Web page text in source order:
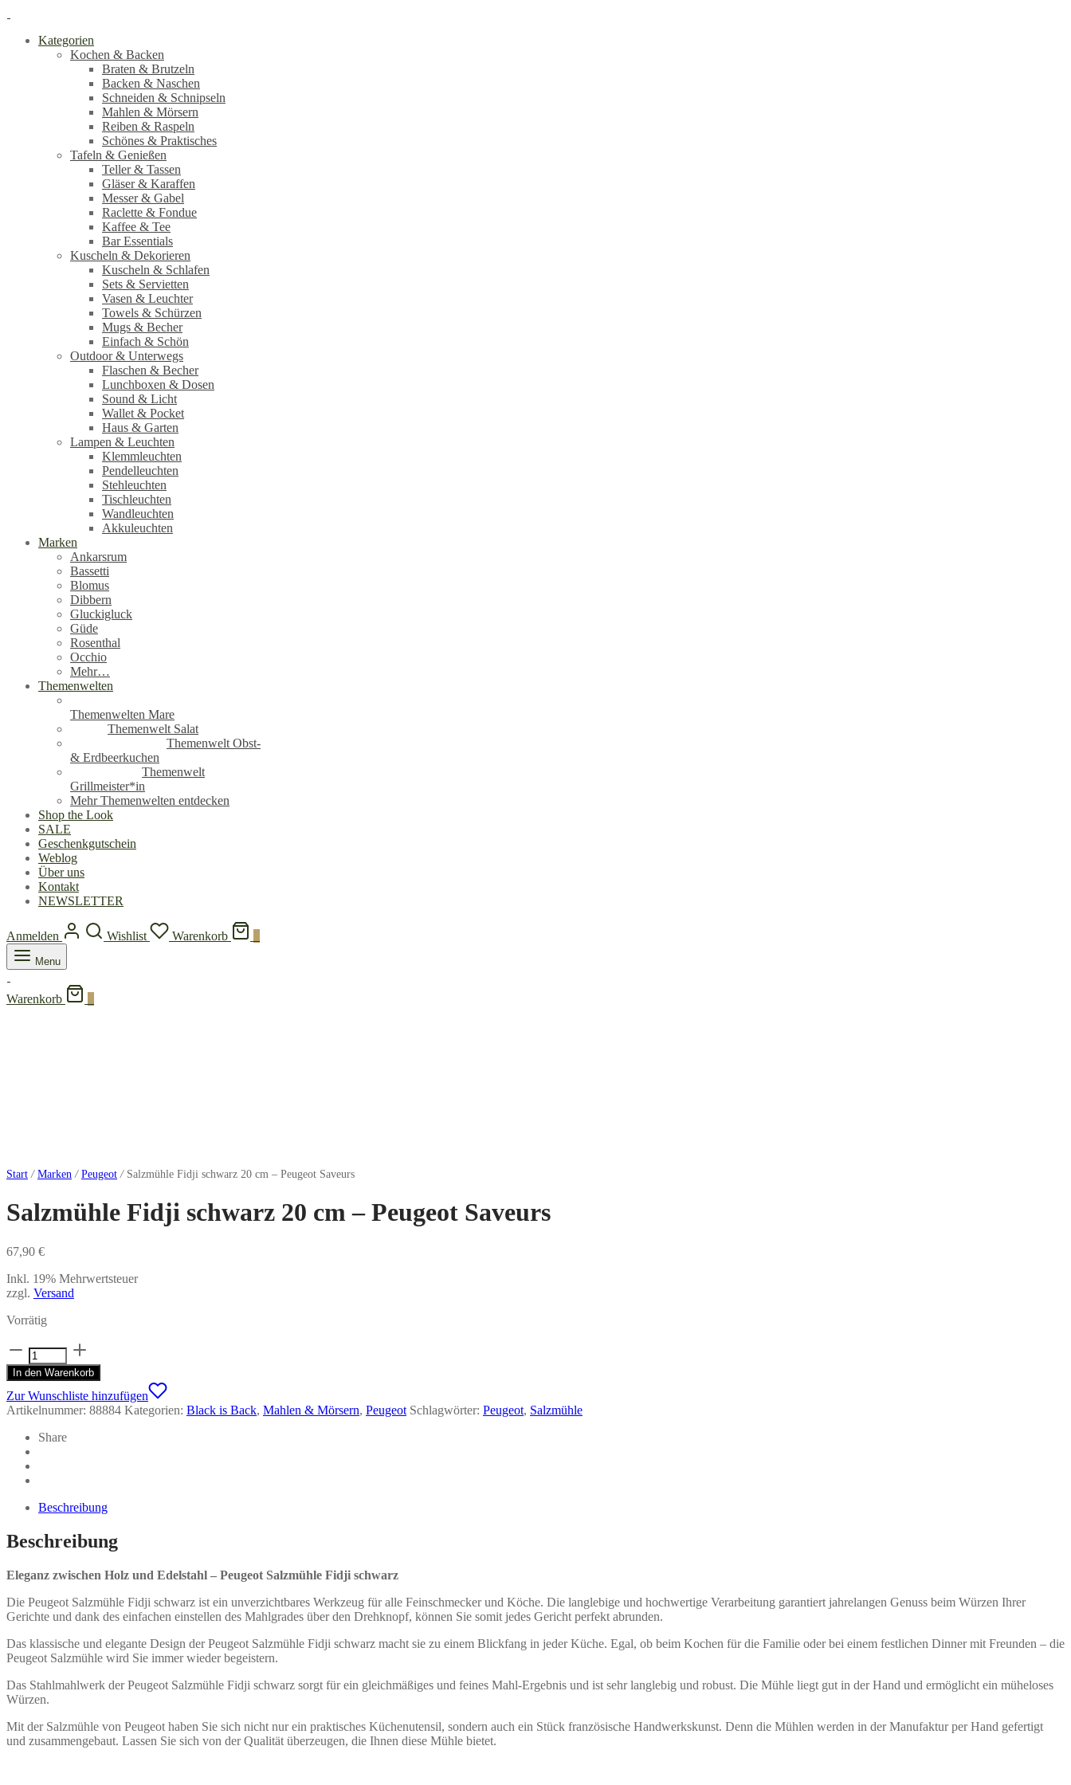
Kategorien
Kochen & Backen
Braten & Brutzeln
Backen & Naschen
Schneiden & Schnipseln
Mahlen & Mörsern
Reiben & Raspeln
Schönes & Praktisches
Tafeln & Genießen
Teller & Tassen
Gläser & Karaffen
Messer & Gabel
Raclette & Fondue
Kaffee & Tee
Bar Essentials
Kuscheln & Dekorieren
Kuscheln & Schlafen
Sets & Servietten
Vasen & Leuchter
Towels & Schürzen
Mugs & Becher
Einfach & Schön
Outdoor & Unterwegs
Flaschen & Becher
Lunchboxen & Dosen
Sound & Licht
Wallet & Pocket
Haus & Garten
Lampen & Leuchten
Klemmleuchten
Pendelleuchten
Stehleuchten
Tischleuchten
Wandleuchten
Akkuleuchten
Marken
Ankarsrum
Bassetti
Blomus
Dibbern
Gluckigluck
Güde
Rosenthal
Occhio
Mehr…
Themenwelten
Themenwelten Mare
Themenwelt Salat
Themenwelt Obst-
& Erdbeerkuchen
Themenwelt
Grillmeister*in
Mehr Themenwelten entdecken
Shop the Look
SALE
Geschenkgutschein
Weblog
Über uns
Kontakt
NEWSLETTER
Anmelden Wishlist Warenkorb
Menu
Warenkorb
Start / Marken / Peugeot /Salzmühle Fidji schwarz 20 cm – Peugeot Saveurs
Salzmühle Fidji schwarz 20 cm – Peugeot Saveurs
67,90 €
Inkl. 19% Mehrwertsteuer
zzgl. Versand
Vorrätig
Salzmühle
Fidji
schwarz
20
cm
-
Peugeot
In den Warenkorb
Zur Wunschliste hinzufügen
Artikelnummer: 88884 Kategorien: Black is Back, Mahlen & Mörsern, Peugeot Schlagwörter: Peugeot, Salzmühle
Share
Beschreibung
Beschreibung
Eleganz zwischen Holz und Edelstahl – Peugeot Salzmühle Fidji schwarz
Die Peugeot Salzmühle Fidji schwarz ist ein unverzichtbares Werkzeug für alle Feinschmecker und Köche. Die langlebige und hochwertige Verarbeitung garantiert jahrelangen Genuss beim Würzen Ihrer
Gerichte und dank des einfachen einstellen des Mahlgrades über den Drehknopf, können Sie somit jedes Gericht perfekt abrunden.
Das klassische und elegante Design der Peugeot Salzmühle Fidji schwarz macht sie zu einem Blickfang in jeder Küche. Egal, ob beim Kochen für die Familie oder bei einem festlichen Dinner mit Freunden – die
Peugeot Salzmühle wird Sie immer wieder begeistern.
Das Stahlmahlwerk der Peugeot Salzmühle Fidji schwarz sorgt für ein gleichmäßiges und feines Mahl-Ergebnis und ist sehrlanglebig und robust. Die Mühle liegt gut in der Hand und ermöglicht ein müheloses
Würzen.
Mit der Salzmühle von Peugeot haben Sie sich nicht nur ein praktisches Küchenutensil, sondern auch ein Stück französische Handwerkskunst. Denn die Mühlen werden in der Manufaktur per Hand gefertigt
und zusammengebaut. Lassen Sie sich von der Qualität überzeugen, die Ihnen diese Mühle bietet.